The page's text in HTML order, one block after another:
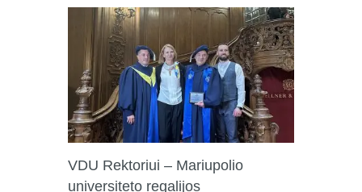
VDU Rektoriui – Mariupolio
universiteto regalijos